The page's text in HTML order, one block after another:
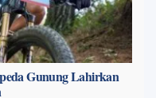
Gunung Lahirkan